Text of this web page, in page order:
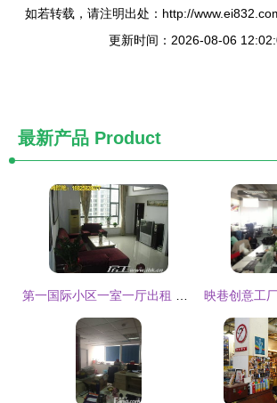
如若转载，请注明出处：http://
更新时间：2026-08-06
最新产品 Product